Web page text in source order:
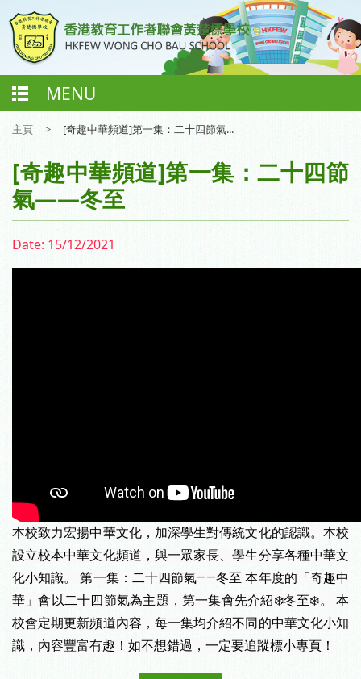
MENU
主頁 > [奇趣中華頻道]第一集：二十四節氣...
[奇趣中華頻道]第一集：二十四節
氣——冬至
Date: 15/12/2021
本校致力宏揚中華文化，加深學生對傳統文化的認識。本校
設立校本中華文化頻道，與一眾家長、學生分享各種中華文
化小知識。 第一集：二十四節氣——冬至 本年度的「奇趣中
華」會以二十四節氣為主題，第一集會先介紹❄️冬至❄️。 本
校會定期更新頻道內容，每一集均介紹不同的中華文化小知
識，內容豐富有趣！如不想錯過，一定要追蹤標小專頁！